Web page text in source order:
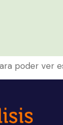
poder ver